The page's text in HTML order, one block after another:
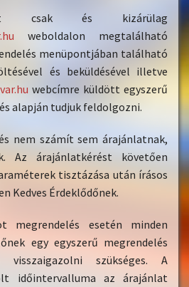
csak és kizárülag
weboldalon megtalálható
menüpontjában található
és beküldésével illetve
webcímre küldött egyszerű
alapján tudjuk feldolgozni.
nem számít sem árajánlatnak,
Az árajánlatkérést követően
tisztázása után írásos
Kedves Érdeklődőnek.
megrendelés esetén minden
egy egyszerű megrendelés
visszaigazolni szükséges. A
időintervalluma az árajánlat